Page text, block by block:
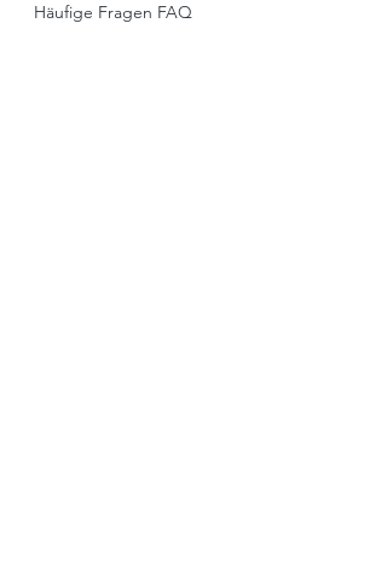
Häufige Fragen FAQ